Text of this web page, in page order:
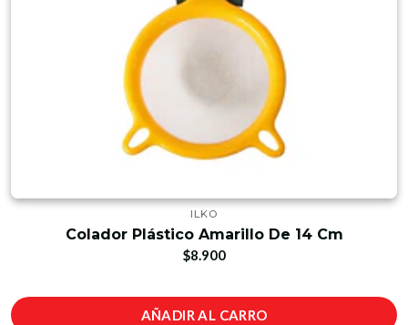
ILKO
Colador Plástico Amarillo De 14 Cm
$8.900
AÑADIR AL CARRO